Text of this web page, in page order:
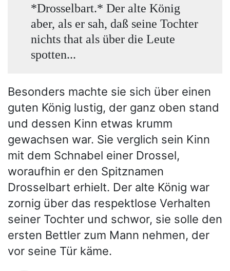
*Drosselbart.* Der alte König
aber, als er sah, daß seine Tochter
nichts that als über die Leute
spotten...
Besonders machte sie sich über einen
guten König lustig, der ganz oben stand
und dessen Kinn etwas krumm
gewachsen war. Sie verglich sein Kinn
mit dem Schnabel einer Drossel,
woraufhin er den Spitznamen
Drosselbart erhielt. Der alte König war
zornig über das respektlose Verhalten
seiner Tochter und schwor, sie solle den
ersten Bettler zum Mann nehmen, der
vor seine Tür käme.